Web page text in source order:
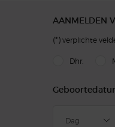
AANMELDEN
(*) verplichte
Dhr.